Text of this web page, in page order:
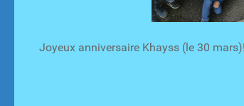
Joyeux anniversaire Khayss (le 30 mars)!